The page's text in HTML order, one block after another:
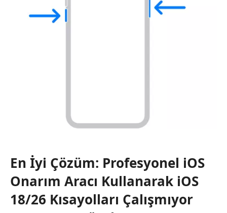
En İyi Çözüm: Profesyonel iOS
Onarım Aracı Kullanarak iOS
18/26 Kısayolları Çalışmıyor